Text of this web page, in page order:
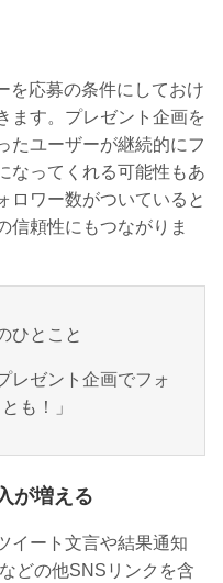
を応募の条件にしておけ
ます。プレゼント企画を
たユーザーが継続的にフ
なってくれる可能性もあ
ロワー数がついていると
信頼性にもつながりま
ひとこと
レゼント企画でフォ
も！」
が増える
イート文言や結果通知
どの他SNSリンクを含